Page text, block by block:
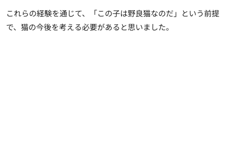
これらの経験を通じて、「この子は野良猫なのだ」という前提
で、猫の今後を考える必要があると思いました。